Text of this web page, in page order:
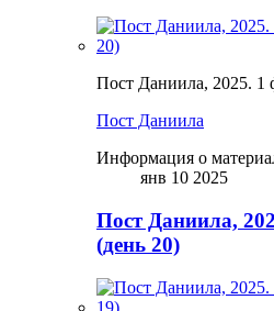
Пост Даниила, 2025. 1
Пост Даниила
Информация о
янв 10 2025
Пост Даниила,
(день 20)